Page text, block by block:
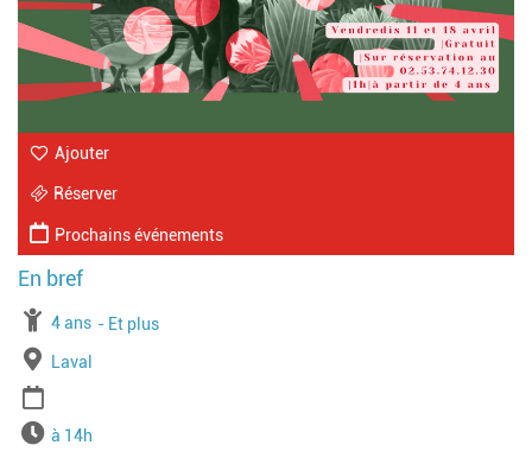
Ajouter
Réserver
Prochains événements
À partir de
4 ans Jusqu'à l'age de
Et plus
Lieu
Laval
Horaires
à 14h